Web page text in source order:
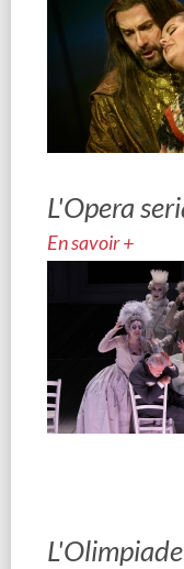
L'Opera
En savoir +
L'Olimpiade